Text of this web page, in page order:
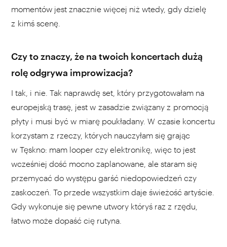
momentów jest znacznie więcej niż wtedy, gdy dzielę
z kimś scenę.
Czy to znaczy, że na twoich koncertach dużą
rolę odgrywa improwizacja?
I tak, i nie. Tak naprawdę set, który przygotowałam na
europejską trasę, jest w zasadzie związany z promocją
płyty i musi być w miarę poukładany. W czasie koncertu
korzystam z rzeczy, których nauczyłam się grając
w Tęskno: mam looper czy elektronikę, więc to jest
wcześniej dość mocno zaplanowane, ale staram się
przemycać do występu garść niedopowiedzeń czy
zaskoczeń. To przede wszystkim daje świeżość artyście.
Gdy wykonuje się pewne utwory któryś raz z rzędu,
łatwo może dopaść cię rutyna.